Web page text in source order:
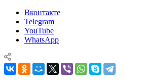
Вконтакте
Telegram
YouTube
WhatsApp